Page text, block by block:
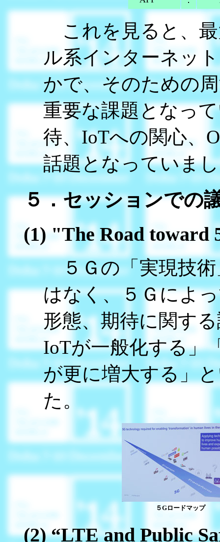
これを見ると、
ル系インターネッ
かで、そのための
重要な課題となっ
待、IoTへの関心、
話題となっていま
５．セッションでの
(1) "The Road toward
５Ｇの「実現技術
はなく、５Ｇによ
形態、期待に関す
IoTが一般化する」
が更に増大する」
た。
５Gロードマップ
(2) “LTE and Public